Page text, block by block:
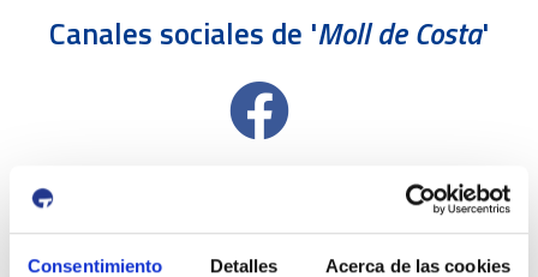
Consentimiento Detalles Acerca de las cookies
Canales sociales de 'Moll de Costa'